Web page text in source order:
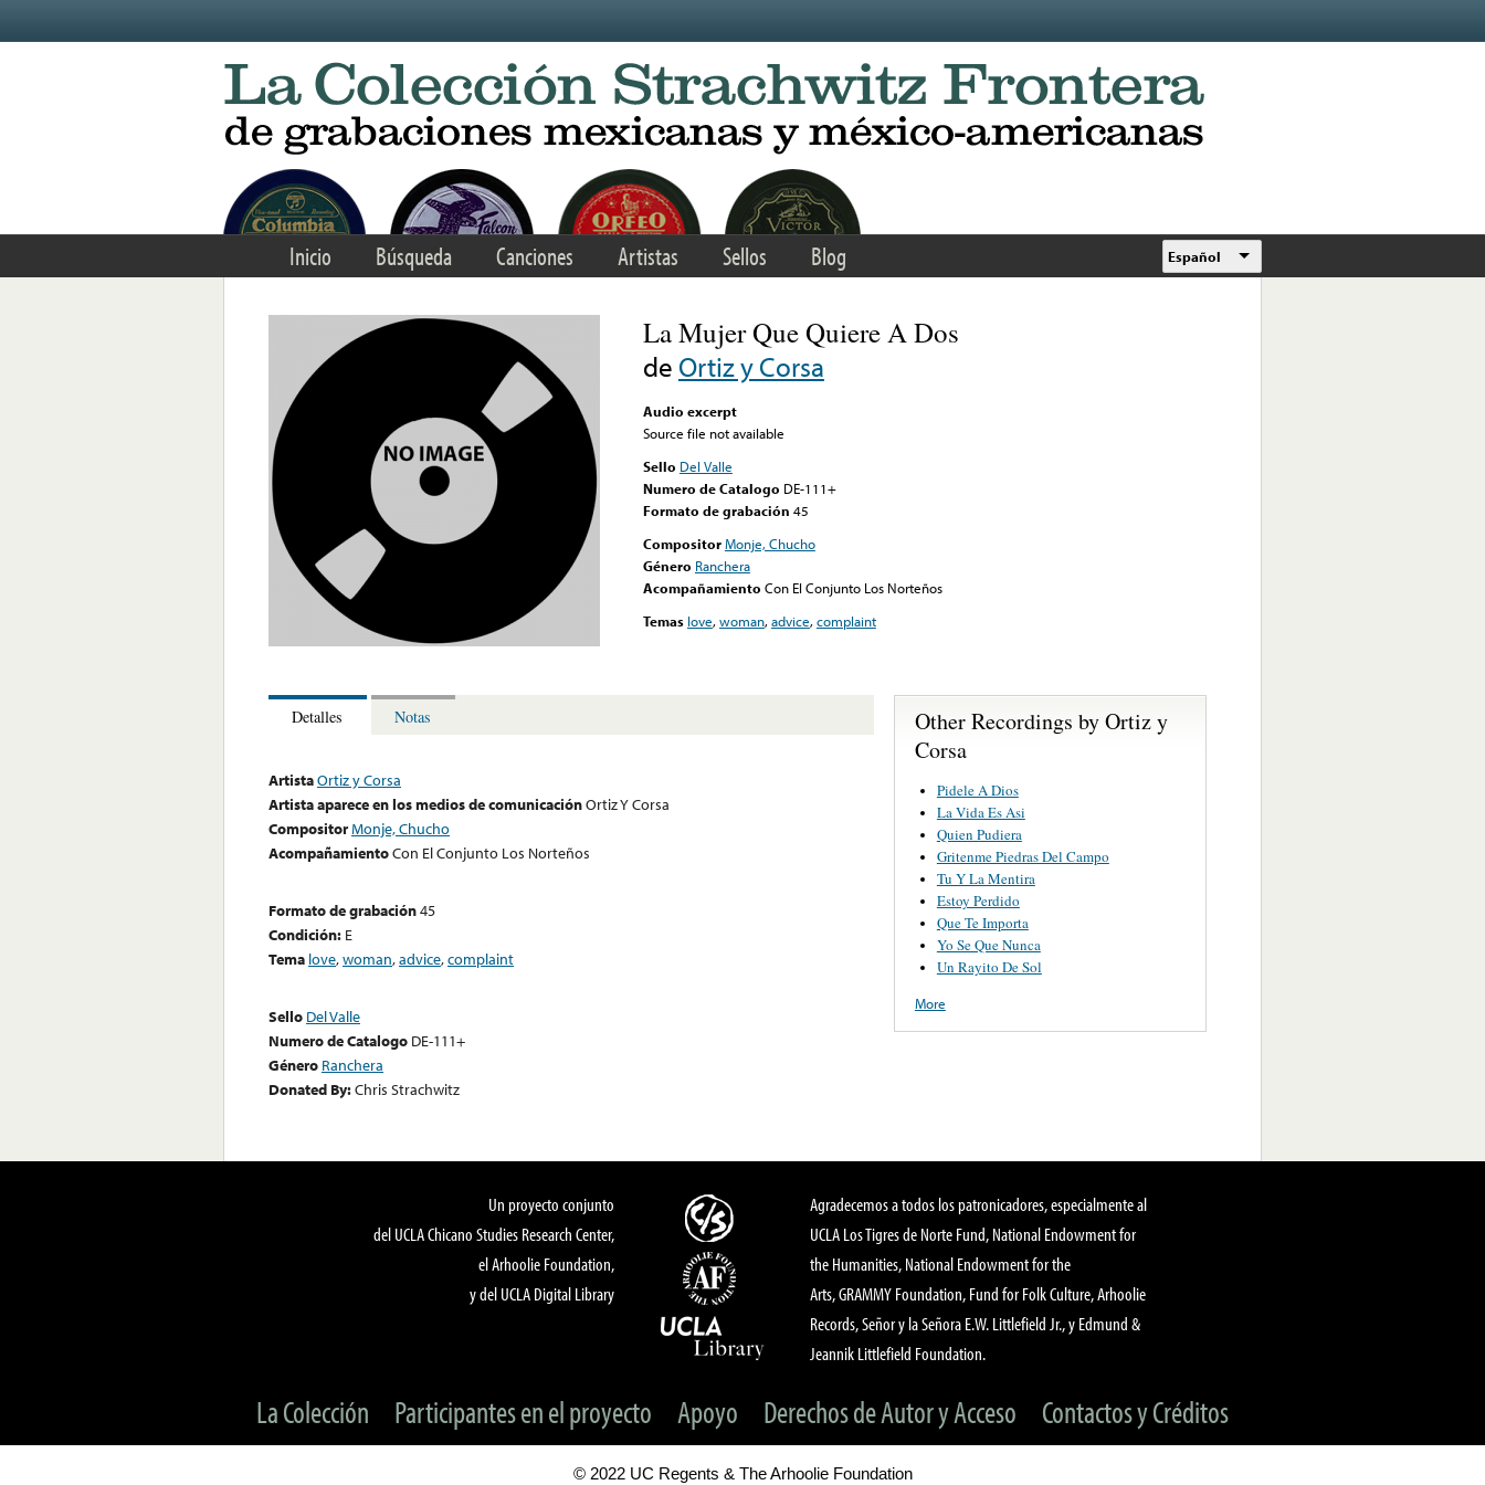
Inicio Búsqueda Canciones Artistas Sellos Blog Español
La Mujer Que Quiere A Dos
de Ortiz y Corsa
Audio excerpt
Source file not available
Sello Del Valle
Numero de Catalogo DE-111+
Formato de grabación 45
CompositorMonje, Chucho
Género Ranchera
Acompañamiento Con El Conjunto Los Norteños
Temas love,woman,advice,complaint
Detalles Notas
ArtistaOrtiz y Corsa
Artista aparece en los medios de comunicaciónOrtiz Y Corsa
CompositorMonje, Chucho
AcompañamientoCon El Conjunto Los Norteños
Formato de grabación45
Condición: E
Tema love,woman,advice,complaint
Sello Del Valle
Numero de Catalogo DE-111+
Género Ranchera
Donated By:Chris Strachwitz
Other Recordings by Ortiz y
Corsa
Pidele A Dios
La Vida Es Asi
Quien Pudiera
Gritenme Piedras Del Campo
Tu Y La Mentira
Estoy Perdido
Que Te Importa
Yo Se Que Nunca
Un Rayito De Sol
More
Un proyecto conjunto
del UCLA Chicano Studies Research Center,
el Arhoolie Foundation,
y del UCLA Digital Library
Agradecemos a todos los patronicadores, especialmente al
UCLA Los Tigres de Norte Fund, National Endowment for
the Humanities, National Endowment for the
Arts, GRAMMY Foundation, Fund for Folk Culture, Arhoolie
Records, Señor y la Señora E.W. Littlefield Jr., y Edmund &
Jeannik Littlefield Foundation.
La Colección Participantes en el proyecto Apoyo Derechos de Autor y Acceso Contactos y Créditos
© 2022 UC Regents & The Arhoolie Foundation